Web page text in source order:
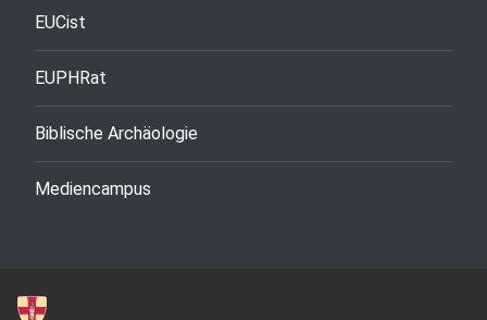
EUCist
EUPHRat
Biblische Archäologie
Mediencampus